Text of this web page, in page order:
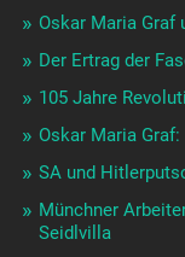
Oskar Maria Graf
Der Ertrag der
105 Jahre
Oskar Maria
SA und
Münchner
Seidlvilla